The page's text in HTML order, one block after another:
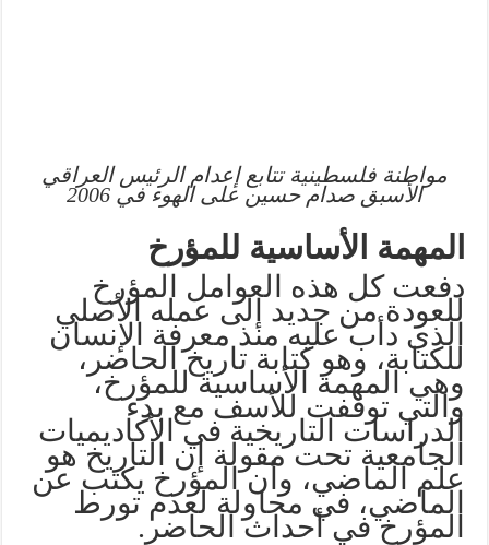
مواطنة فلسطينية تتابع إعدام الرئيس العراقي
الأسبق صدام حسين على الهوء في 2006
المهمة الأساسية للمؤرخ
دفعت كل هذه العوامل المؤرخ
للعودة من جديد إلى عمله الأصلي
الذي دأب عليه منذ معرفة الإنسان
للكتابة، وهو كتابة تاريخ الحاضر،
وهي المهمة الأساسية للمؤرخ،
والتي توقفت للأسف مع بدء
الدراسات التاريخية في الأكاديميات
الجامعية تحت مقولة إن التاريخ هو
علم الماضي، وأن المؤرخ يكتب عن
الماضي، في محاولة لعدم تورط
المؤرخ في أحداث الحاضر.